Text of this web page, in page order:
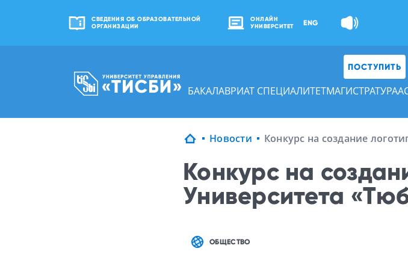
СВЕДЕНИЯ ОБ ОБРАЗОВАТЕЛЬНОЙ
ОРГАНИЗАЦИИ
ОНЛАЙН
УНИВЕРСИТЕТ
ENG
ПОСТУПИТЬ
БАКАЛАВРИАТ СПЕЦИАЛИТЕТМАГИСТРАТУРА
Новости Конкурс на создание
Конкурс на
Университета
ОБЩЕСТВО